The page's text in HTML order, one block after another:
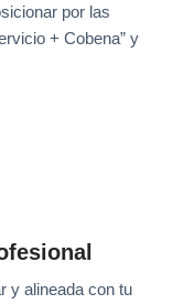
por las
+ Cobena” y
y alineada con tu